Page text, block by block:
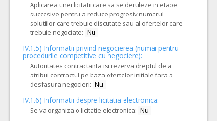
Aplicarea unei licitatii care sa se deruleze in etape
succesive pentru a reduce progresiv numarul
solutiilor care trebuie discutate sau al ofertelor care
trebuie negociate: Nu
IV.1.5) Informatii privind negocierea (numai pentru
procedurile competitive cu negociere):
Autoritatea contractanta isi rezerva dreptul de a
atribui contractul pe baza ofertelor initiale fara a
desfasura negocieri: Nu
IV.1.6) Informatii despre licitatia electronica:
Se va organiza o licitatie electronica: Nu